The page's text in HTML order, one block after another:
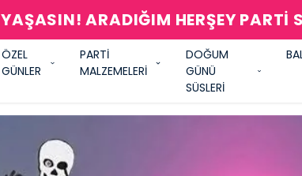
YAŞASIN! ARADIĞIM HERŞEY PARTİ
ÖZEL
GÜNLER
PARTİ
MALZEMELERİ
DOĞUM
GÜNÜ
SÜSLERİ